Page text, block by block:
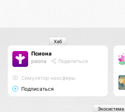
Псиона
psiona Поделиться
Cимулятор ноосферы
Подписаться
Хаб
Экосистема